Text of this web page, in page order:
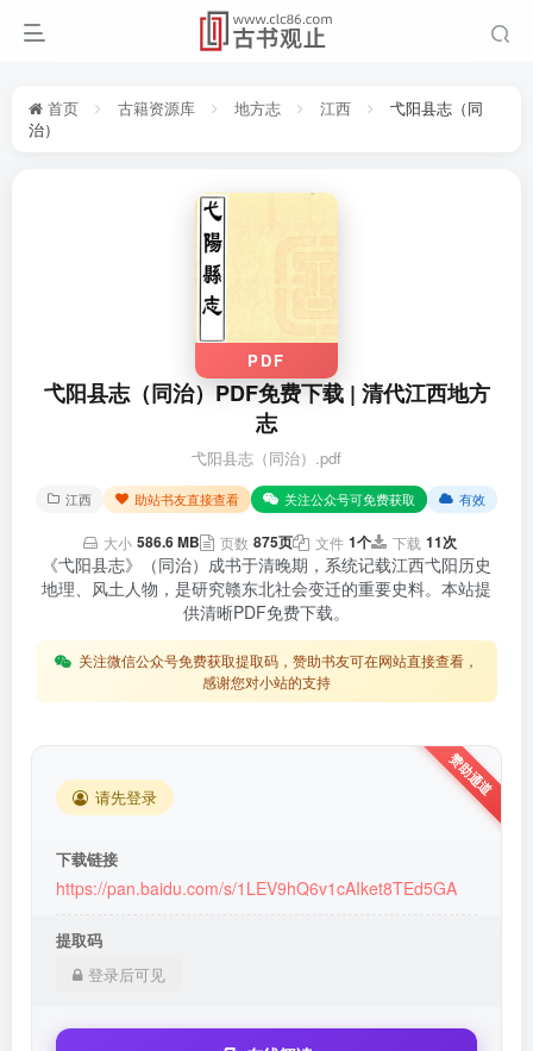
首页 古籍资源库 地方志 江西
弋阳县志（同
治）
PDF
弋阳县志（同治）PDF免费下载 | 清代江西地方
志
弋阳县志（同治）.pdf
江西 助站书友直接查看 关注公众号可免费获取 有效
大小 586.6 MB 页数 875页 文件 1个 下载 11次
《弋阳县志》（同治）成书于清晚期，系统记载江西弋阳历史
地理、风土人物，是研究赣东北社会变迁的重要史料。本站提
供清晰PDF免费下载。
关注微信公众号免费获取提取码，赞助书友可在网站直接查看，
感谢您对小站的支持
请先登录
下载链接
https://pan.baidu.com/s/1LEV9hQ6v1cAIket8TEd5GA
提取码
登录后可见